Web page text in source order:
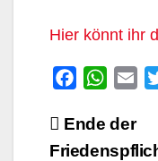
Hier könnt ihr
c
e
W
a
t
i
Ende der